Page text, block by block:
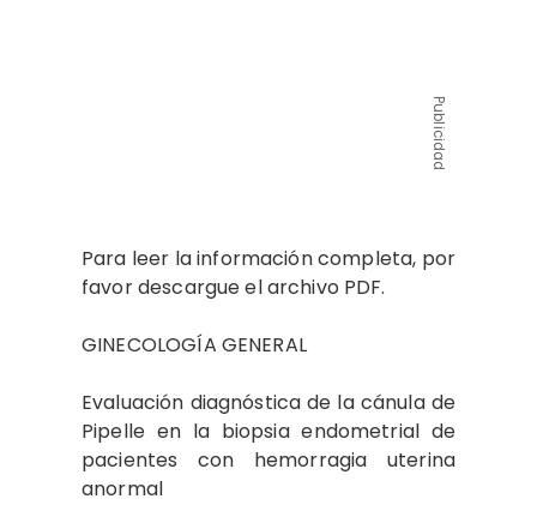
Publicidad
Para leer la información completa, por
favor descargue el archivo PDF.
GINECOLOGÍA GENERAL
Evaluación diagnóstica de la cánula de
Pipelle en la biopsia endometrial de
pacientes con hemorragia uterina
anormal